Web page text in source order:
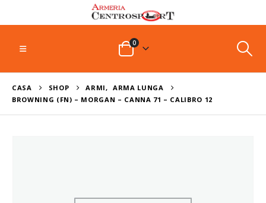
0
CASA SHOP ARMI,
ARMA LUNGA
BROWNING (FN) – MORGAN – CANNA 71 – CALIBRO 12